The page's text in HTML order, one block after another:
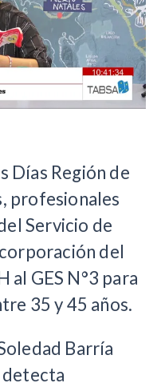
Días Región de
profesionales
Servicio de
del
al GES N°3 para
35 y 45 años.
Barría
detecta